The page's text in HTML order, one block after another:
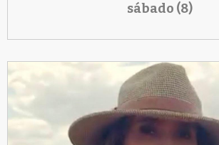
sábado (8)